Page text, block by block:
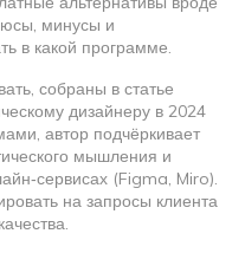
минусы и
в какой программе.
собраны в статье
дизайнеру в 2024
автор подчёркивает
мышления и
(Figma, Miro).
на запросы клиента